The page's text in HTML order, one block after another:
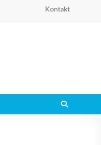
Kontakt